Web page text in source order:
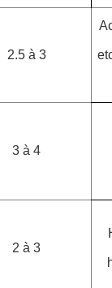
2.5 à 3
3 à 4
2 à 3